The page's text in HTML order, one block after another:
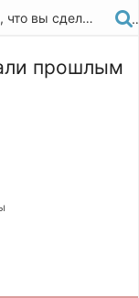
прошлым летом (2006)
прошлым